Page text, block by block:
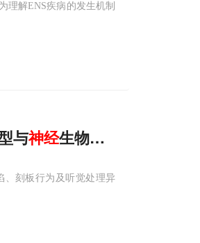
理解ENS疾病的发生机制
与神经生物标志物
、刻板行为及听觉处理异